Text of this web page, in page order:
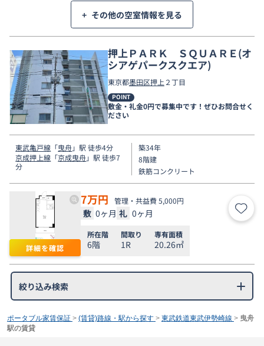
+ その他の空室情報を見る
押上ＰＡＲＫ ＳＱＵＡＲＥ(オ
シアゲパークスクエア)
東京都墨田区押上 ２丁目
POINT
敷金・礼金0円で募集中です！ぜひお問合せく
ださい
東武亀戸線 「曳舟」駅 徒歩4分
京成押上線 「京成曳舟」駅 徒歩7
分
築34年
8階建
鉄筋コンクリート
詳細を確認
7万円 管理・共益費 5,000円
敷 0ヶ月 礼 0ヶ月 お気
所在階
6階
間取り
1R
専有面積
20.26㎡
絞り込み検索
ポータブル家賃保証 > (賃貸)路線・駅から探す > 東武鉄道東武伊勢崎線 > 曳舟
駅の賃貸